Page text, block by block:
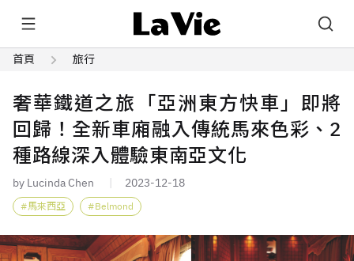
首頁 旅行
奢華鐵道之旅「亞洲東方快車」即將
回歸！全新車廂融入傳統馬來色彩、2
種路線深入體驗東南亞文化
by Lucinda Chen 2023-12-18
馬來西亞 Belmond